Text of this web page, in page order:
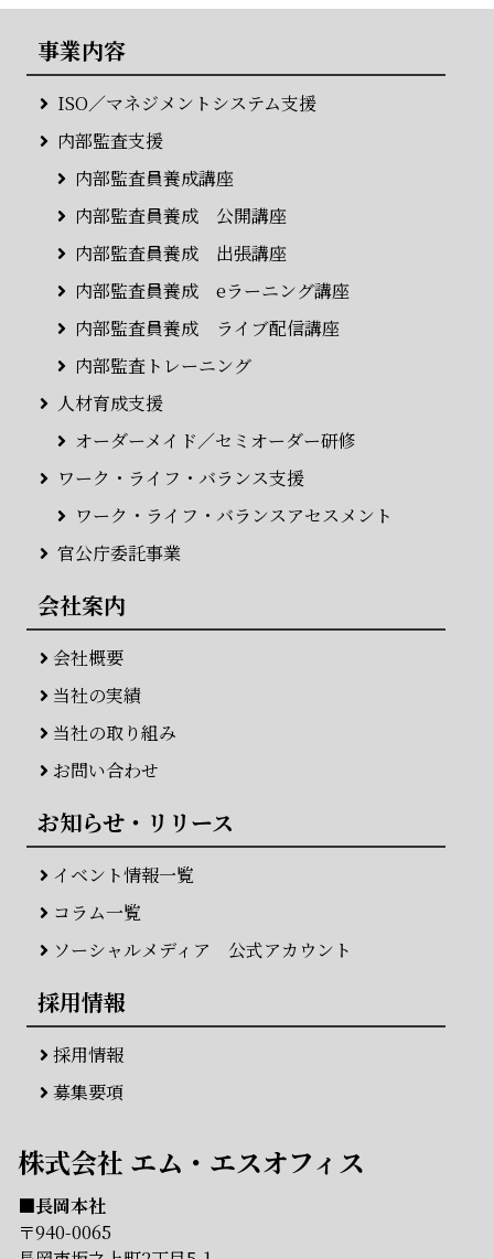
事業内容
ISO／マネジメントシステム支援
内部監査支援
内部監査員養成講座
内部監査員養成 公開講座
内部監査員養成 出張講座
内部監査員養成 eラーニング講座
内部監査員養成 ライブ配信講座
内部監査トレーニング
人材育成支援
オーダーメイド／セミオーダー研修
ワーク・ライフ・バランス支援
ワーク・ライフ・バランスアセスメント
官公庁委託事業
会社案内
会社概要
当社の実績
当社の取り組み
お問い合わせ
お知らせ・リリース
イベント情報一覧
コラム一覧
ソーシャルメディア 公式アカウント
採用情報
採用情報
募集要項
株式会社 エム・エスオフィス
■長岡本社
〒940-0065